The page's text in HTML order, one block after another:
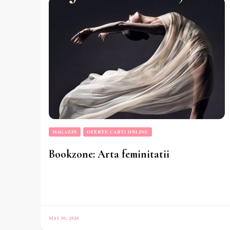
MAGAZIN OFERTE CARTI ONLINE
Bookzone: Arta feminitatii
MAI 30, 2026